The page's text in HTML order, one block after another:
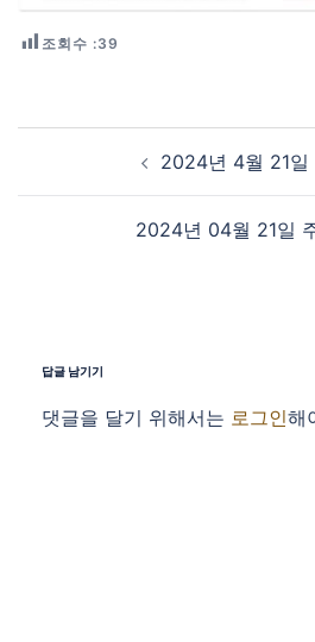
조회수 :39
Post navigation
2024년 4월 21일
2024년 04월 21일
답글 남기기
댓글을 달기 위해서는 로그인해